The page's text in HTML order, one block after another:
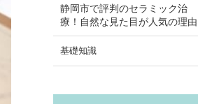
静岡市で評判のセラミック治
療！自然な見た目が人気の理由
基礎知識